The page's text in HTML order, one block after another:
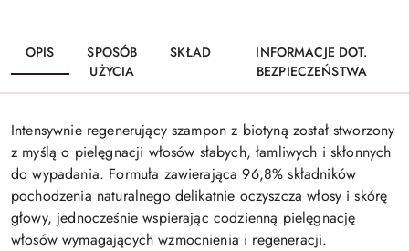
OPIS
SPOSÓB
UŻYCIA
SKŁAD
INFORMACJE DOT.
BEZPIECZEŃSTWA
Intensywnie regenerujący szampon z biotyną został stworzony
z myślą o pielęgnacji włosów słabych, łamliwych i skłonnych
do wypadania. Formuła zawierająca 96,8% składników
pochodzenia naturalnego delikatnie oczyszcza włosy i skórę
głowy, jednocześnie wspierając codzienną pielęgnację
włosów wymagających wzmocnienia i regeneracji.